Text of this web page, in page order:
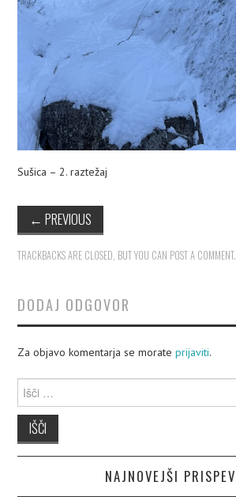
Sušica – 2. raztežaj
← PREVIOUS
TRACKBACKS ARE CLOSED, BUT YOU CAN POST A COMMENT.
DODAJ ODGOVOR
Za objavo komentarja se morateprijaviti.
Išči:
NAJNOVEJŠI